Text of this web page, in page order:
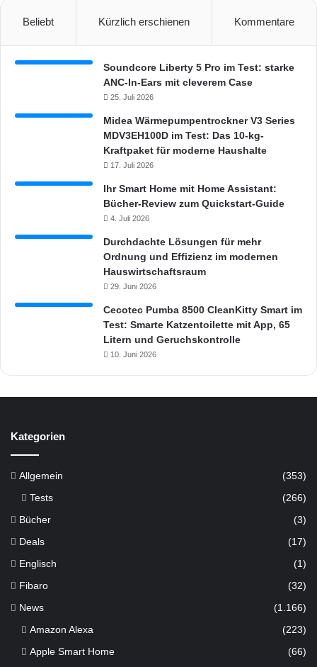
Beliebt Kürzlich erschienen Kommentare
Soundcore Liberty 5 Pro im Test: starke
ANC-In-Ears mit cleverem Case
25. Juli 2026
Midea Wärmepumpentrockner V3 Series
MDV3EH100D im Test: Das 10-kg-
Kraftpaket für moderne Haushalte
17. Juli 2026
Ihr Smart Home mit Home Assistant:
Bücher-Review zum Quickstart-Guide
4. Juli 2026
Durchdachte Lösungen für mehr
Ordnung und Effizienz im modernen
Hauswirtschaftsraum
29. Juni 2026
Cecotec Pumba 8500 CleanKitty Smart im
Test: Smarte Katzentoilette mit App, 65
Litern und Geruchskontrolle
10. Juni 2026
Kategorien
Allgemein (353)
Tests (266)
Bücher (3)
Deals (17)
Englisch (1)
Fibaro (32)
News (1.166)
Amazon Alexa
(223)
Apple Smart Home
(66)